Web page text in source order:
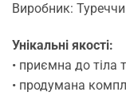
Виробник:
Унікальні якості:
• приємна до тіла
• продумана